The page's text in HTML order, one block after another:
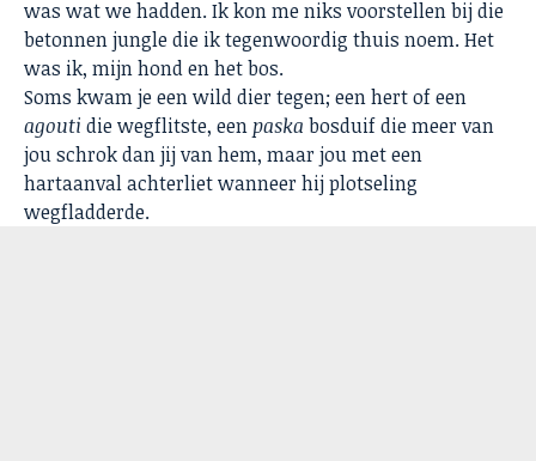
was wat we hadden. Ik kon me niks voorstellen bij die
betonnen jungle die ik tegenwoordig thuis noem. Het
was ik, mijn hond en het bos.
Soms kwam je een wild dier tegen; een hert of een
agouti die wegflitste, een paska bosduif die meer van
jou schrok dan jij van hem, maar jou met een
hartaanval achterliet wanneer hij plotseling
wegfladderde.